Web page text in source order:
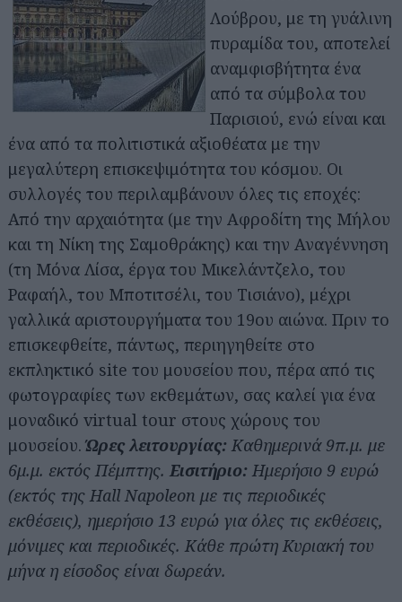
Λούβρου, με τη γυάλινη
πυραμίδα του, αποτελεί
αναμφισβήτητα ένα
από τα σύμβολα του
Παρισιού, ενώ είναι και
ένα από τα πολιτιστικά αξιοθέατα με την
μεγαλύτερη επισκεψιμότητα του κόσμου. Οι
συλλογές του περιλαμβάνουν όλες τις εποχές:
Από την αρχαιότητα (με την Αφροδίτη της Μήλου
και τη Νίκη της Σαμοθράκης) και την Αναγέννηση
(τη Μόνα Λίσα, έργα του Μικελάντζελο, του
Ραφαήλ, του Μποτιτσέλι, του Τισιάνο), μέχρι
γαλλικά αριστουργήματα του 19ου αιώνα. Πριν το
επισκεφθείτε, πάντως, περιηγηθείτε στο
εκπληκτικό site του μουσείου που, πέρα από τις
φωτογραφίες των εκθεμάτων, σας καλεί για ένα
μοναδικό virtual tour στους χώρους του
μουσείου. Ώρες λειτουργίας: Καθημερινά 9π.μ. με
6μ.μ. εκτός Πέμπτης. Εισιτήριο: Ημερήσιο 9 ευρώ
(εκτός της Hall Napoleon με τις περιοδικές
εκθέσεις), ημερήσιο 13 ευρώ για όλες τις εκθέσεις,
μόνιμες και περιοδικές. Κάθε πρώτη Κυριακή του
μήνα η είσοδος είναι δωρεάν.